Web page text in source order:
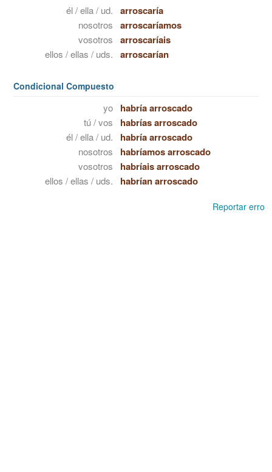
él / ella / ud. arroscaría
nosotros arroscaríamos
vosotros arroscaríais
ellos / ellas / uds. arroscarían
Condicional Compuesto
yo habría arroscado
tú / vos habrías arroscado
él / ella / ud. habría arroscado
nosotros habríamos arroscado
vosotros habríais arroscado
ellos / ellas / uds. habrían arroscado
Reportar erro